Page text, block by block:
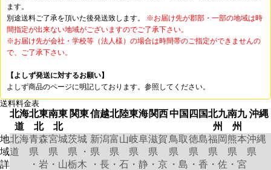
ます。
別途送料ご了承を頂いた後発送致します。 ※お届け先が郡部・一部の地域は時
間指定が出来ない地域がございますのでご了承下さい。
※お届け先が会社・学校等（法人様）の場合は時間帯のご指定ができませんの
で、ご了承下さい。
【よしず発送に対するお願い】
よしず商品のページに明記しております。参照してください。
送料料金表
北海
道
北東
北
南東
北
関東信越北陸東海関西中国 四国北九
州
南九
州
沖縄
地
域
詳
北海
道
青森
県
・岩
宮城
県
・山
茨城
県 ・
栃木
新潟
県
・長
富山
県
・石
岐阜
県
・静
滋賀
県
・京
鳥取
県
・島
徳島
県
・香
福岡
県
・佐
熊本
県
・宮
沖縄
県